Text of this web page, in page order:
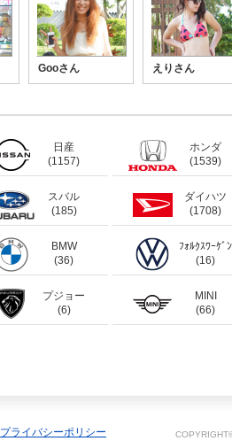
Gooさん えりさん
日産
(1157)
ホンダ
(1539)
スバル
(185)
ダイハツ
(1708)
BMW
(36)
ﾌｫﾙｸｽﾜｰｹﾞﾝ
(16)
プジョー
(6)
MINI
(66)
プライバシーポリシー